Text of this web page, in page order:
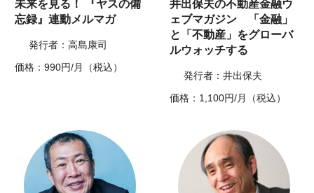
未来を見る！ 『ヤスの備
忘録』連動メルマガ
発行者：高島康司
価格：990円/月（税込）
井出保夫の不動産金融ウ
ェブマガジン 「金融」
と「不動産」をグローバ
ルウォッチする
発行者：井出保夫
価格：1,100円/月（税込）